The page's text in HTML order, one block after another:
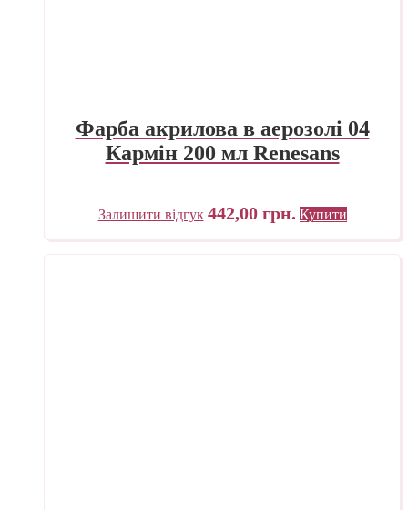
Фарба акрилова в аерозолі 04
Кармін 200 мл Renesans
Залишити відгук 442,00 грн. Купити